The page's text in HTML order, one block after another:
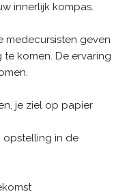
innerlijk kompas.
medecursisten geven
komen. De ervaring
je ziel op papier
opstelling in de